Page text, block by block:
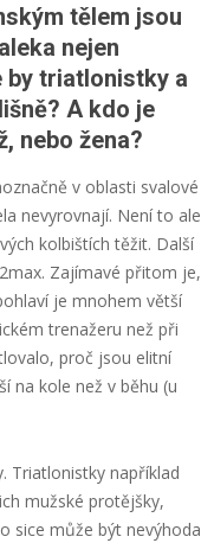
tělem jsou
nejen
by triatlonistky a
A kdo je
nebo žena?
v oblasti svalové
nevyrovnají. Není to ale
kolbištích těžit. Další
Zajímavé přitom je,
je mnohem větší
trenažeru než při
proč jsou elitní
na kole než v běhu (u
Triatlonistky například
mužské protějšky,
sice může být nevýhoda